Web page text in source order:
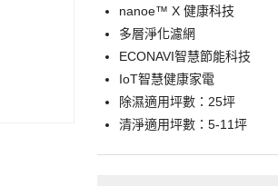
nanoe™ X 健康科技
多層淨化濾網
ECONAVI智慧節能科技
IoT智慧健康家電
除濕適用坪數：25坪
清淨適用坪數：5-11坪